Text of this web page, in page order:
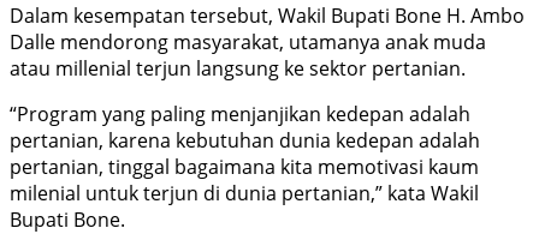
Dalam kesempatan tersebut, Wakil Bupati Bone H. Ambo
Dalle mendorong masyarakat, utamanya anak muda
atau millenial terjun langsung ke sektor pertanian.
“Program yang paling menjanjikan kedepan adalah
pertanian, karena kebutuhan dunia kedepan adalah
pertanian, tinggal bagaimana kita memotivasi kaum
milenial untuk terjun di dunia pertanian,” kata Wakil
Bupati Bone.